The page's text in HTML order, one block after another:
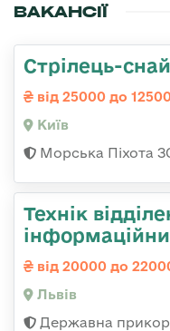
ВАКАНСІЇ
Стрілець-
від 25000 до
Київ
Морська Піхота
Технік
від 20000 до
Львів
Державна